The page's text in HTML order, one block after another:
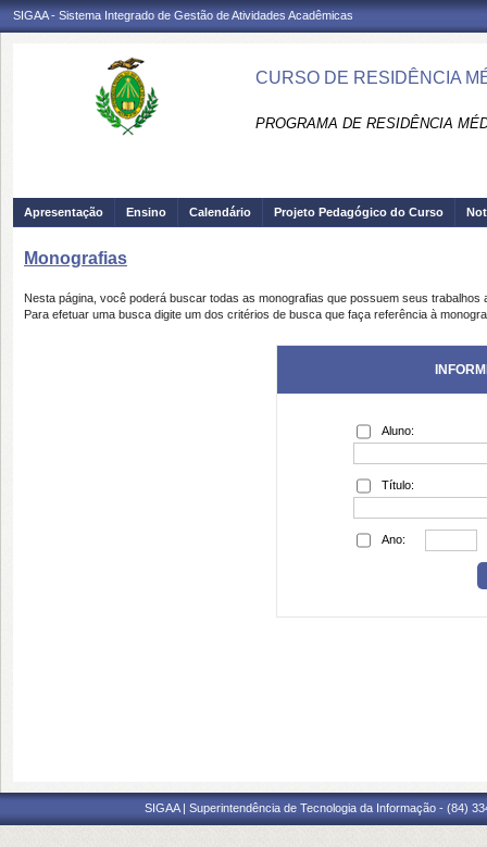
SIGAA - Sistema Integrado de Gestão de Atividades Acadêmicas
CURSO DE RESIDÊNCIA
PROGRAMA DE RESIDÊNCIA
Apresentação Ensino Calendário Projeto Pedagógico do Curso
Monografias
Nesta página, você poderá buscar todas as monografias que possuem seus trabalhos
Para efetuar uma busca digite um dos critérios de busca que faça referência à
Aluno:
Título:
Ano:
SIGAA | Superintendência de Tecnologia da Informação - (84)